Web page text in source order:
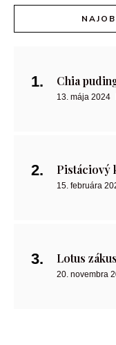
Chia
13. mája 2024
Pistáciový
15. februára
Lotus
20. novembra